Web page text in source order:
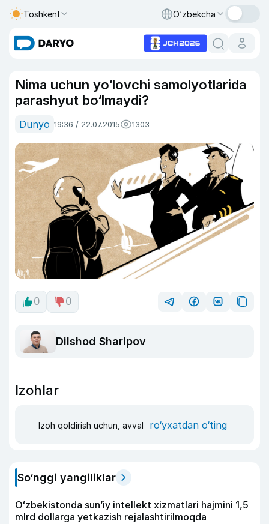
Toshkent O‘zbekcha
Nima uchun yo‘lovchi samolyotlarida
parashyut bo‘lmaydi?
Dunyo 19:36 / 22.07.2015 1303
0 0
Dilshod Sharipov
Izohlar
Izoh qoldirish uchun, avval ro‘yxatdan o‘ting
So‘nggi yangiliklar
Oʻzbekistonda sunʼiy intellekt xizmatlari hajmini 1,5
mlrd dollarga yetkazish rejalashtirilmoqda